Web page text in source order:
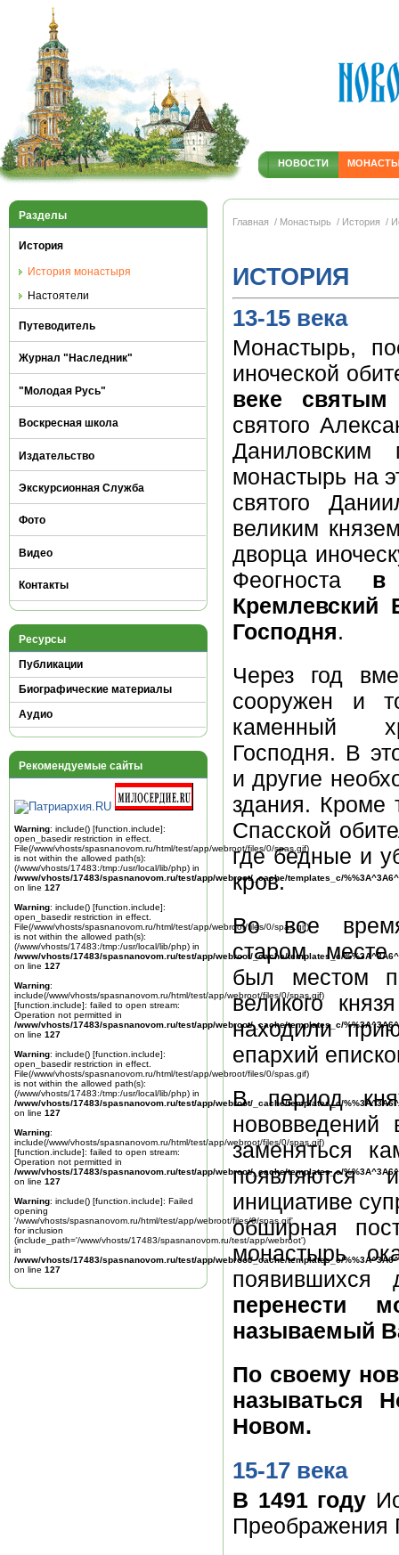
Главная / Монастырь / История /
ИСТОРИЯ
13-15 века
Монастырь,
иноческой
веке святым
святого
монастырь на
святого
великим
дворца
Феогноста в
Кремлевский
Господня.
Через год
сооружен и
каменный
Господня. В
и другие
здания. Кроме
Спасской
где бедные и
кров.
Во все
старом
был местом
великого
находили
епархий
В период
заменяться
появляются
инициативе
обширная
монастырь
появившихся
перенести
называемый
По своему
называться
Новом.
15-17 века
В 1491 году
Преображения
НОВОСТИ
Разделы
История
История монастыря
Настоятели
Путеводитель
Журнал "Наследник"
"Молодая Русь"
Воскресная школа
Издательство
Экскурсионная Служба
Фото
Видео
Контакты
Ресурсы
Публикации
Биографические материалы
Аудио
Рекомендуемые сайты
Warning: include() [function.include]:
open_basedir restriction in effect.
File(/www/vhosts/spasnanovom.ru/html/test/app/webroot/files/0/spas.gif)
is not within the allowed path(s):
(/www/vhosts/17483:/tmp:/usr/local/lib/php) in
/www/vhosts/17483/spasnanovom.ru/test/app/webroot/_cache/templates_c/
on line 127
Warning: include() [function.include]:
open_basedir restriction in effect.
File(/www/vhosts/spasnanovom.ru/html/test/app/webroot/files/0/spas.gif)
is not within the allowed path(s):
(/www/vhosts/17483:/tmp:/usr/local/lib/php) in
/www/vhosts/17483/spasnanovom.ru/test/app/webroot/_cache/templates_c/
on line 127
Warning:
include(/www/vhosts/spasnanovom.ru/html/test/app/webroot/files/0/spas.gif)
[function.include]: failed to open stream:
Operation not permitted in
/www/vhosts/17483/spasnanovom.ru/test/app/webroot/_cache/templates_c/
on line 127
Warning: include() [function.include]:
open_basedir restriction in effect.
File(/www/vhosts/spasnanovom.ru/html/test/app/webroot/files/0/spas.gif)
is not within the allowed path(s):
(/www/vhosts/17483:/tmp:/usr/local/lib/php) in
/www/vhosts/17483/spasnanovom.ru/test/app/webroot/_cache/templates_c/
on line 127
Warning:
include(/www/vhosts/spasnanovom.ru/html/test/app/webroot/files/0/spas.gif)
[function.include]: failed to open stream:
Operation not permitted in
/www/vhosts/17483/spasnanovom.ru/test/app/webroot/_cache/templates_c/
on line 127
Warning: include() [function.include]: Failed
opening
'/www/vhosts/spasnanovom.ru/html/test/app/webroot/files/0/spas.gif'
for inclusion
(include_path='/www/vhosts/17483/spasnanovom.ru/test/app/webroot')
in
/www/vhosts/17483/spasnanovom.ru/test/app/webroot/_cache/templates_c/
on line 127